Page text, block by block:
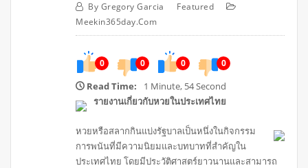
By Gregory Garcia
Featured
Meekin365day.com
0 0 0 0
Read Time:
1 Minute, 54 Second
รายงานเกี่ยวกับหวยในประเทศไทย
หวยหรือสลากกินแบ่งรัฐบาลเป็นหนึ่งในกิจกรรม
การพนันที่มีความนิยมและบทบาทที่สำคัญใน
ประเทศไทย โดยมีประวัติศาสตร์ยาวนานและสามารถ